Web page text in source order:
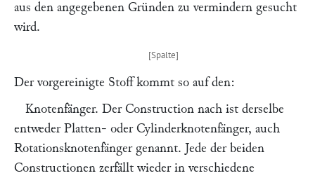
aus den angegebenen Gründen zu vermindern gesucht
wird.
Der vorgereinigte Stoff kommt so auf den:
Knotenfänger. Der Construction nach ist derselbe
entweder Platten- oder Cylinderknotenfänger, auch
Rotationsknotenfänger genannt. Jede der beiden
Constructionen zerfällt wieder in verschiedene